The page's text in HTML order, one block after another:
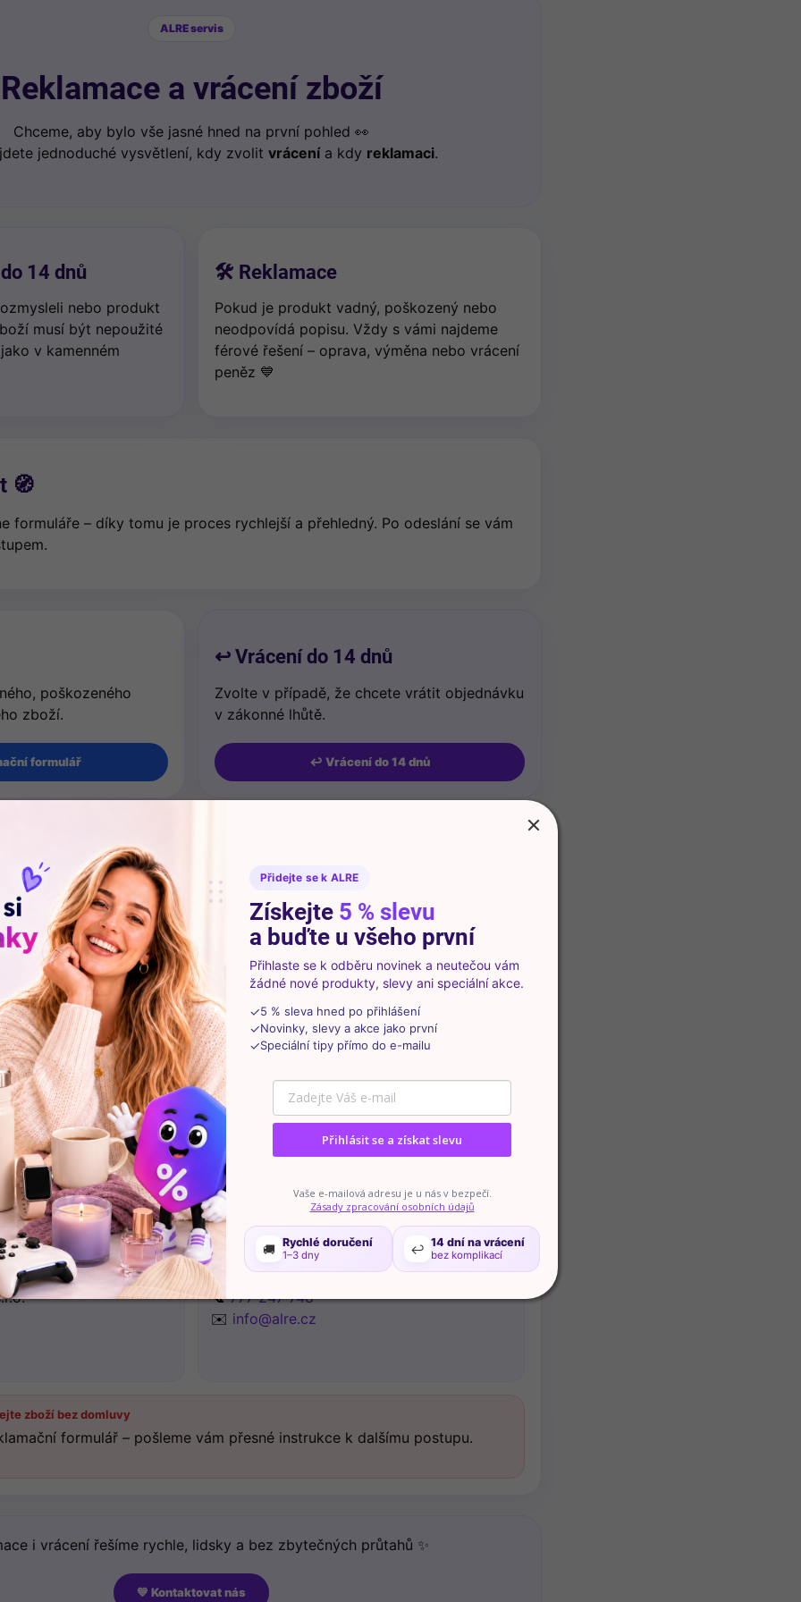
ALRE servis
Reklamace a vrácení zboží
Chceme, aby bylo vše jasné hned na první pohled 👀
jednoduché vysvětlení, kdy zvolit vrácenía kdy reklamaci.
14 dnů
nebo produkt
musí být nepoužité
v kamenném
🛠️ Reklamace
Pokud je produkt vadný, poškozený nebo
neodpovídá popisu. Vždy s vámi najdeme
férové řešení – oprava, výměna nebo vrácení
peněz 💙
🧭
formuláře – díky tomu je proces rychlejší a přehledný. Po odeslání se vám
poškozeného
zboží.
formulář
↩️ Vrácení do 14 dnů
Zvolte v případě, že chcete vrátit objednávku
v zákonné lhůtě.
↩️ Vrácení do 14 dnů
📦
co nejrychleji, prosíme o dodržení těchto jednoduchých kroků.
se při přepravě nepoškodilo.
alespoň číslo objednávky.
fotky nebo stručný popis problému.
používané nad rámec běžného vyzkoušení.
📮
dnů můžete zásilku odeslat na naši adresu níže.
💬 Kontakt
📞777 247 748
✉️ info@alre.cz
zboží bez domluvy
formulář – pošleme vám přesné instrukce k dalšímu postupu.
i vrácení řešíme rychle, lidsky a bez zbytečných průtahů ✨
💙 Kontaktovat nás
Přidejte se k ALRE
Získejte 5 % slevu
a buďte u všeho první
Přihlaste se k odběru novinek a neutečou vám
žádné nové produkty, slevy ani speciální akce.
✓5 % sleva hned po přihlášení
✓Novinky, slevy a akce jako první
✓Speciální tipy přímo do e-mailu
Přihlásit se a získat slevu
Vaše e-mailová adresu je u nás v bezpečí.
Zásady zpracování osobních údajů
🚚 Rychlé doručení
1–3 dny ↩️ 14 dní na vrácení
bez komplikací